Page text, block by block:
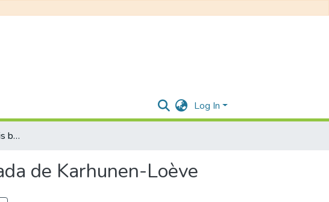
Log In
Síntese de sons musicais baseada na transformada de Karhunen-Loève
de Karhunen-Loève